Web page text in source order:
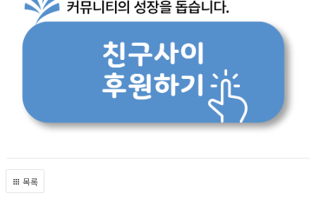
목록